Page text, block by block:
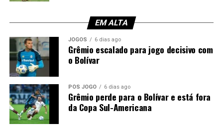
torcedores. Afinal, o experiente zagueiro recebeu duas
equipe em um momento importante do confronto.
Você precisa ver também:
Brasil; saiba o motivo
Luís Castro avalia alternativas
EM ALTA
JOGOS 6 dias ago
Grêmio escalado para jogo decisivo com
o Bolívar
PÓS JOGO 6 dias ago
Grêmio perde para o Bolívar e está fora
da Copa Sul-Americana